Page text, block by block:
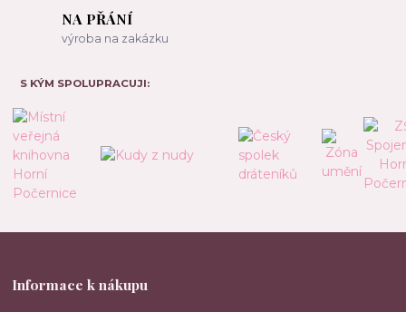
NA PŘÁNÍ
výroba na zakázku
S KÝM SPOLUPRACUJI:
Informace k nákupu